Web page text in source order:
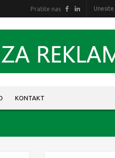
Pratite nas
KONTAKT